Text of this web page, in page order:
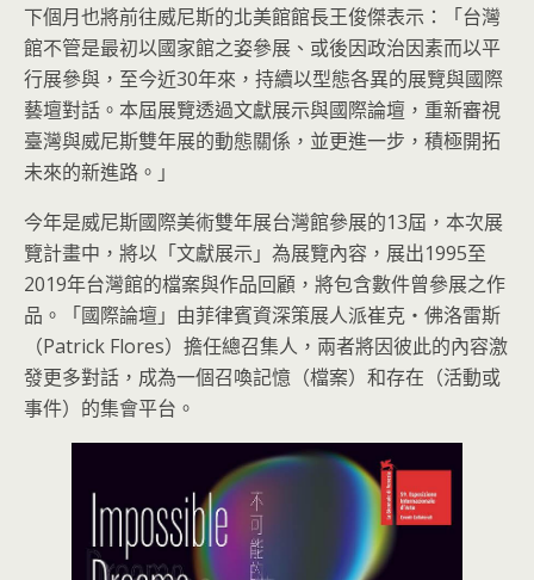
下個月也將前往威尼斯的北美館館長王俊傑表示：「台灣
館不管是最初以國家館之姿參展、或後因政治因素而以平
行展參與，至今近30年來，持續以型態各異的展覽與國際
藝壇對話。本屆展覽透過文獻展示與國際論壇，重新審視
臺灣與威尼斯雙年展的動態關係，並更進一步，積極開拓
未來的新進路。」
今年是威尼斯國際美術雙年展台灣館參展的13屆，本次展
覽計畫中，將以「文獻展示」為展覽內容，展出1995至
2019年台灣館的檔案與作品回顧，將包含數件曾參展之作
品。「國際論壇」由菲律賓資深策展人派崔克‧佛洛雷斯
（Patrick Flores）擔任總召集人，兩者將因彼此的內容激
發更多對話，成為一個召喚記憶（檔案）和存在（活動或
事件）的集會平台。